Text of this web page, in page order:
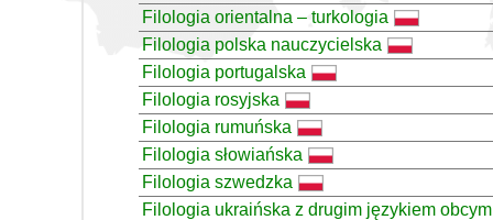
Filologia orientalna – turkologia
Filologia polska nauczycielska
Filologia portugalska
Filologia rosyjska
Filologia rumuńska
Filologia słowiańska
Filologia szwedzka
Filologia ukraińska z drugim językiem obcym